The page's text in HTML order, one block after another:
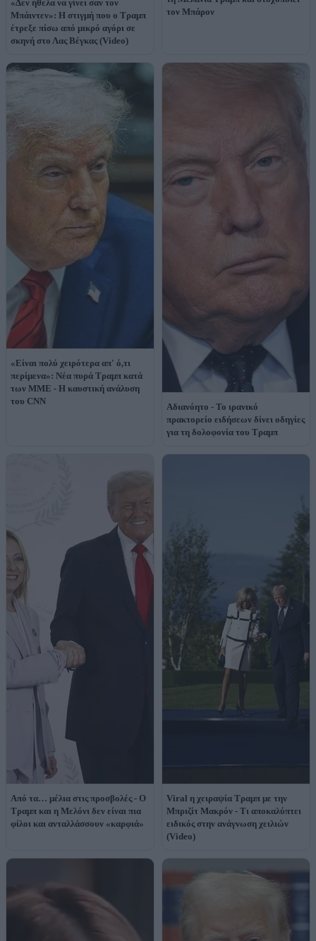
«Δεν ήθελα να γίνει σαν τον
Μπάιντεν»: Η στιγμή που ο Τραμπ
έτρεξε πίσω από μικρό αγόρι σε
σκηνή στο Λας Βέγκας (Video)
τον Μπάρον
«Είναι πολύ χειρότερα απ' ό,τι
περίμενα»: Νέα πυρά Τραμπ κατά
των ΜΜΕ - Η καυστική ανάλυση
του CNN
Αδιανόητο - Το ιρανικό
πρακτορείο ειδήσεων δίνει οδηγίες
για τη δολοφονία του Τραμπ
Από τα… μέλια στις προσβολές - Ο
Τραμπ και η Μελόνι δεν είναι πια
φίλοι και ανταλλάσσουν «καρφιά»
Viral η χειραψία Τραμπ με την
Μπριζίτ Μακρόν - Τι αποκαλύπτει
ειδικός στην ανάγνωση χειλιών
(Video)